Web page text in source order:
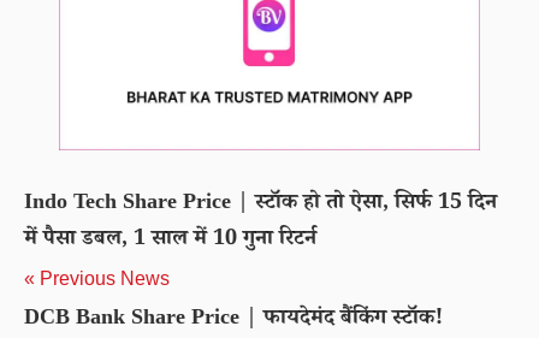
Indo Tech Share Price | स्टॉक हो तो ऐसा, सिर्फ 15 दिन
में पैसा डबल, 1 साल में 10 गुना रिटर्न
« Previous News
DCB Bank Share Price | फायदेमंद बैंकिंग स्टॉक!